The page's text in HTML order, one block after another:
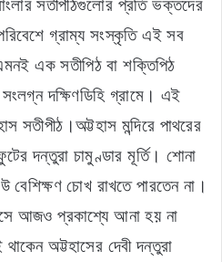
গ্রাম্য সংস্কৃতি এই সব
এক সতীপিঠ বা শক্তিপিঠ
সংলগ্ন দক্ষিণডিহি গ্রামে। এই
সতীপীঠ।অট্টহাস মন্দিরে পাথরের
দন্তুরা চামুণ্ডার মূর্তি। শোনা
বেশিক্ষণ চোখ রাখতে পারতেন না।
আজও প্রকাশ্যে আনা হয় না
অট্টহাসের দেবী দন্তুরা